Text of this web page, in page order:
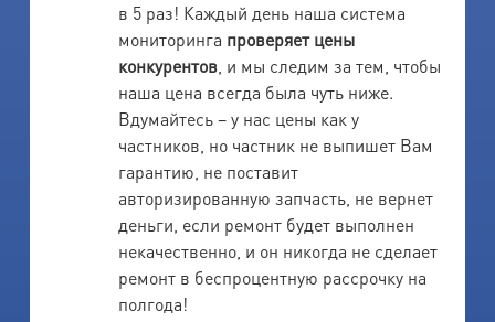
в 5 раз! Каждый день наша система
мониторинга проверяет цены
конкурентов, и мы следим за тем, чтобы
наша цена всегда была чуть ниже.
Вдумайтесь – у нас цены как у
частников, но частник не выпишет Вам
гарантию, не поставит
авторизированную запчасть, не вернет
деньги, если ремонт будет выполнен
некачественно, и он никогда не сделает
ремонт в беспроцентную рассрочку на
полгода!